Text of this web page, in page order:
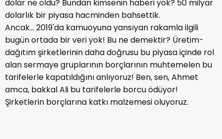
dolar ne oldu? Bundan kimsenin haberi yok? 50 milyar
dolarlık bir piyasa hacminden bahsettik.
Ancak… 2019'da kamuoyuna yansıyan rakamla ilgili
bugün ortada bir veri yok! Bu ne demektir? Üretim-
dağıtım şirketlerinin daha doğrusu bu piyasa içinde rol
alan sermaye gruplarının borçlarının muhtemelen bu
tarifelerle kapatıldığını anlıyoruz! Ben, sen, Ahmet
amca, bakkal Ali bu tarifelerle borcu ödüyor!
Şirketlerin borçlarına katkı malzemesi oluyoruz.